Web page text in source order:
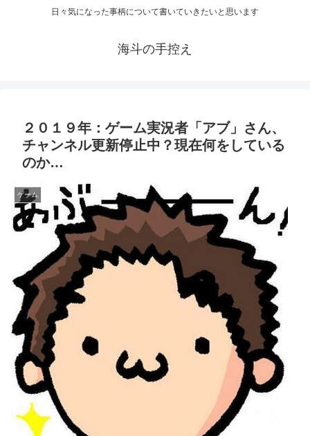
日々気になった事柄について書いていきたいと思います
海斗の手控え
２０１９年：ゲーム実況者「アブ」さん、
チャンネル更新停止中？現在何をしている
のか…
ゲーム